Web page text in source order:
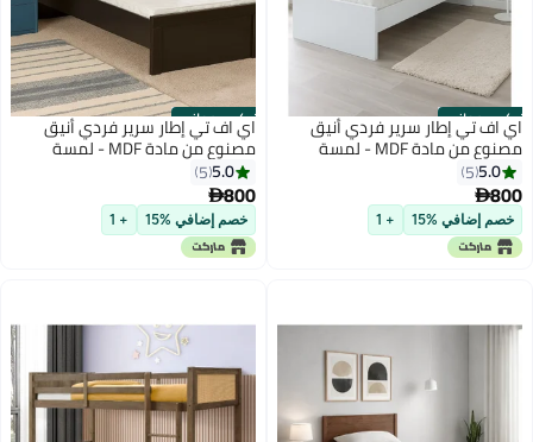
تركيب مجاني
اي اف تي إطار سرير فردي أنيق
مصنوع من مادة MDF - لمسة
مرتفع للراحة والمتانة. أبيض (عرفان)
5.0
5
800
خصم إضافي %15 + 1
تركيب مجاني
اي اف تي إطار سرير فردي أنيق
مصنوع من مادة MDF - لمسة
نهائية باللون البني الداكن، طول
أمامي مرتفع للراحة والمتانة. بني
غامق ( عرفان )
5.0
5
800
خصم إضافي %15 + 1